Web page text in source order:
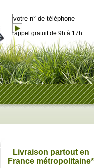
rappel gratuit de 9h à 17h
Livraison partout en
France métropolitaine*